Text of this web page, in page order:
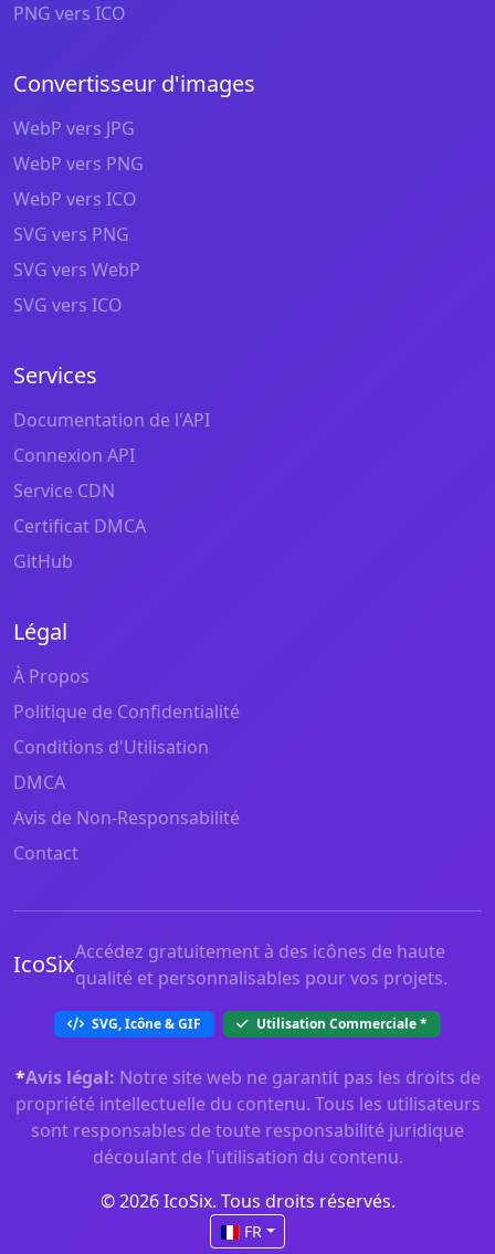
PNG vers ICO
Convertisseur d'images
WebP vers JPG
WebP vers PNG
WebP vers ICO
SVG vers PNG
SVG vers WebP
SVG vers ICO
Services
Documentation de l'API
Connexion API
Service CDN
Certificat DMCA
GitHub
Légal
À Propos
Politique de Confidentialité
Conditions d'Utilisation
DMCA
Avis de Non-Responsabilité
Contact
IcoSixAccédez gratuitement à des icônes de haute
qualité et personnalisables pour vos projets.
SVG, Icône & GIF Utilisation Commerciale*
*Avis légal: Notre site web ne garantit pas les droits de
propriété intellectuelle du contenu. Tous les utilisateurs
sont responsables de toute responsabilité juridique
découlant de l'utilisation du contenu.
© 2026 IcoSix. Tous droits réservés.
FR